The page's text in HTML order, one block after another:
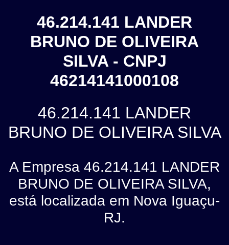
46.214.141 LANDER
BRUNO DE OLIVEIRA
SILVA - CNPJ
46214141000108
46.214.141 LANDER
BRUNO DE OLIVEIRA SILVA
A Empresa 46.214.141 LANDER
BRUNO DE OLIVEIRA SILVA,
está localizada em Nova Iguaçu-
RJ.